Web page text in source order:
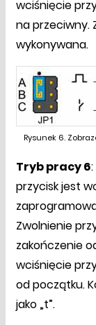
wciśnięcie
na przeciwny.
wykonywana.
Rysunek 6.
Tryb pracy 6
przycisk jest
Zwolnienie
zakończenie
wciśnięcie
od początku.
jako „t”.